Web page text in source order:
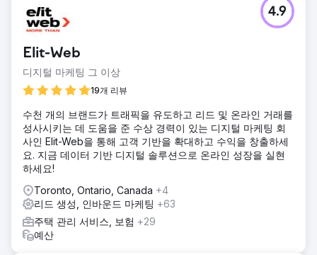
JR Jewelers의 시장은 당연히 경쟁이 치열하며 고급 틈새 시
장에 존재합니다. 고객과의 신뢰를 구축하고 잠재적인 리드 및
GroupFractal과 협력하여 전환율이 저조한 이유를 더 잘 이해
하기를 원했습니다.
솔루션
시 2계층 전략이 포함되었습니다. 1- 자연 채널과 유료 채널에
대한 트래픽 확보. 2- 행동/전환 레이어. 사용자 경험과 전환 퍼
널에 중점을 두어 웹사이트 전반에 걸쳐 페이지를 최적화했습
니다.
전략적이고 성공적인 캠페인을 구축하기 위한 기반을 마련한
후 처음 3개월 동안의 결과는 다음과 같습니다. 전자상거래 전
환율이 70% 증가했습니다. 전자상거래 거래가 60% 증가했
습니다. 총 웹사이트 수익이 206% 증가했습니다.
Elit-Web
디지털 마케팅 그 이상
19개 리뷰
4.9
수천 개의 브랜드가 트래픽을 유도하고 리드 및 온라인 거래를
성사시키는 데 도움을 준 수상 경력이 있는 디지털 마케팅 회
사인 Elit-Web을 통해 고객 기반을 확대하고 수익을 창출하세
요. 지금 데이터 기반 디지털 솔루션으로 온라인 성장을 실현
하세요!
Toronto, Ontario, Canada +4
리드 생성, 인바운드 마케팅 +63
주택 관리 서비스, 보험 +29
예산